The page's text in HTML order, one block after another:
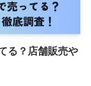
る？店舗販売や